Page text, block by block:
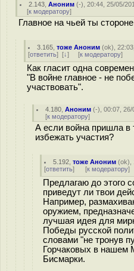
2.143 ,Аноним (-), 20:44, 25/05/
[к модератору]
Главное на чьей ты
3.165 ,тоже Аноним (ok),
[ответить] [↓] [к модератору]
Как гласит одна
"В войне главное - не
участвовать".
4.180 ,Аноним (-), 00:07, 26/
[к модератору]
А если война пришла в
избежать участия?
5.192 ,тоже Аноним (ok),
[ответить] [к модератору]
Предлагаю до этого
приведут ли твои
Например,
оружием,
лучшая идея для
Победы русской
словами "не тронув
Горчаковых в нашем
Бисмарки.